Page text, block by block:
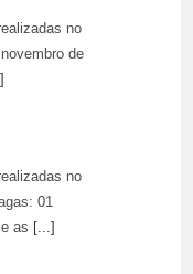
no
de
no
01
as [...]